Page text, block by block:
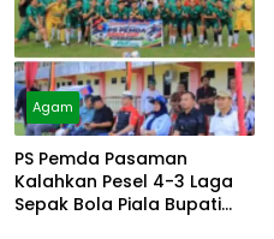
Agam
PS Pemda Pasaman
Kalahkan Pesel 4-3 Laga
Sepak Bola Piala Bupati